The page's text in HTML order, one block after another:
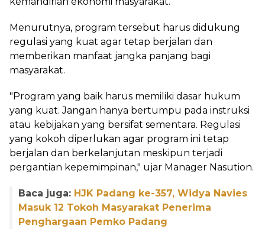
Menurutnya, program tersebut harus didukung
regulasi yang kuat agar tetap berjalan dan
memberikan manfaat jangka panjang bagi
masyarakat.
"Program yang baik harus memiliki dasar hukum
yang kuat. Jangan hanya bertumpu pada instruksi
atau kebijakan yang bersifat sementara. Regulasi
yang kokoh diperlukan agar program ini tetap
berjalan dan berkelanjutan meskipun terjadi
pergantian kepemimpinan," ujar Manager Nasution.
Baca juga: HJK Padang ke-357, Widya Navies
Masuk 12 Tokoh Masyarakat Penerima
Penghargaan Pemko Padang